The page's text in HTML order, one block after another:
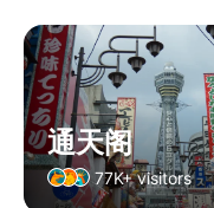
通天阁
77K+ visitors